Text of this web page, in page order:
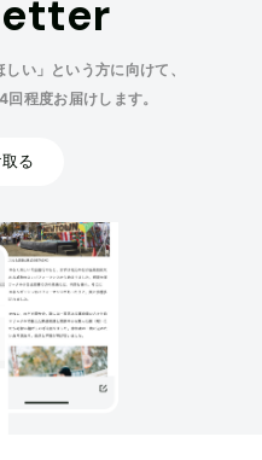
い」という方に向けて、
程度お届けします。
る